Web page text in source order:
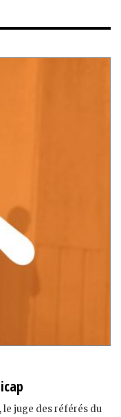
le juge des référés du